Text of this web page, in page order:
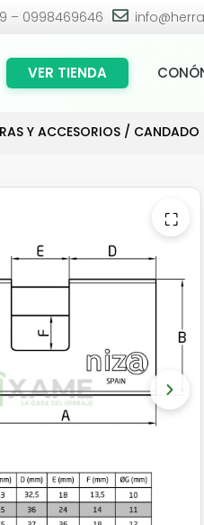
– 0998469646 
VER TIENDA
Y ACCESORIOS / CANDADO
⛶